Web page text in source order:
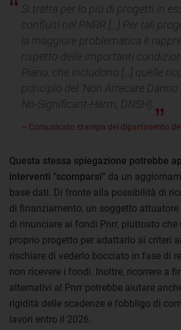
Si tratta per lo più di progetti in
confluiti nel PNRR […] Per tali
la maggiore problematica è
rispetto delle importanti
Piano, che includono […] quelle
principio del ‘Non Arrecare Danno
No-Significant-Harm, DNSH).
– Comunicato stampa del dipartimento
Questa stessa spiegazione potrebbe
interventi “scomparsi” da un
base dati. Di fronte alla possibilità di
di finanziamento, un soggetto attuatore
di rinunciare ai fondi Pnrr, piuttosto che
proprio progetto per adattarlo ai criteri
rischiare di vederlo bocciato in fase di
non ricevere i fondi. Inoltre, ricorrere a
alternativi al Pnrr potrebbe aiutare
rigidità delle scadenze e l’obbligo di
lavori entro il 2026.